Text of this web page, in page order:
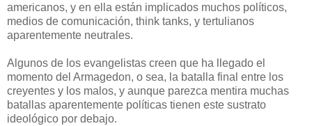
americanos, y en ella están implicados muchos políticos,
medios de comunicación, think tanks, y tertulianos
aparentemente neutrales.
Algunos de los evangelistas creen que ha llegado el
momento del Armagedon, o sea, la batalla final entre los
creyentes y los malos, y aunque parezca mentira muchas
batallas aparentemente políticas tienen este sustrato
ideológico por debajo.